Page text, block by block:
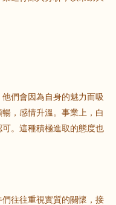
們會因為自身的魅力而吸
，感情升溫。事業上，白
。這種積極進取的態度也
往往重視實質的關懷，接